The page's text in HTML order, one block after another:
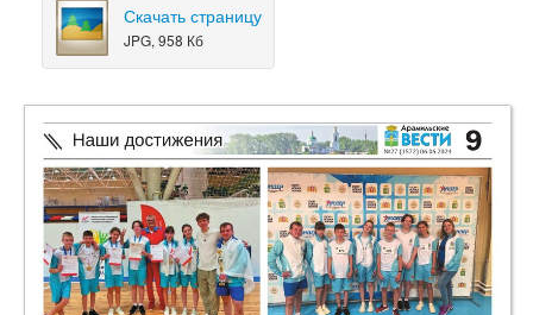
Скачать страницу
JPG, 958 Кб